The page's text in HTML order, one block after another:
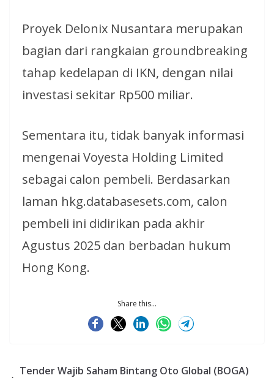
Proyek Delonix Nusantara merupakan
bagian dari rangkaian groundbreaking
tahap kedelapan di IKN, dengan nilai
investasi sekitar Rp500 miliar.
Sementara itu, tidak banyak informasi
mengenai Voyesta Holding Limited
sebagai calon pembeli. Berdasarkan
laman hkg.databasesets.com, calon
pembeli ini didirikan pada akhir
Agustus 2025 dan berbadan hukum
Hong Kong.
Share this...
Tender Wajib Saham Bintang Oto Global (BOGA)